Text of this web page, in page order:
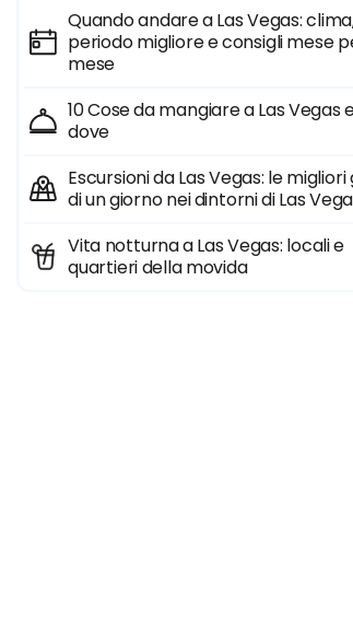
Quando andare a Las Vegas:
periodo migliore e consigli mese
mese
10 Cose da mangiare a Las Vegas
dove
Escursioni da Las Vegas: le migliori
di un giorno nei dintorni di Las
Vita notturna a Las Vegas: locali e
quartieri della movida